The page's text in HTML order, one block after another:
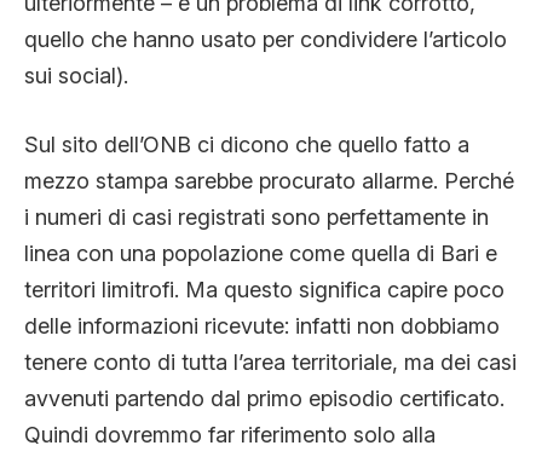
quello che hanno usato per condividere l’articolo
sui social).
Sul sito dell’ONB ci dicono che quello fatto a
mezzo stampa sarebbe procurato allarme. Perché
i numeri di casi registrati sono perfettamente in
linea con una popolazione come quella di Bari e
territori limitrofi. Ma questo significa capire poco
delle informazioni ricevute: infatti non dobbiamo
tenere conto di tutta l’area territoriale, ma dei casi
avvenuti partendo dal primo episodio certificato.
Quindi dovremmo far riferimento solo alla